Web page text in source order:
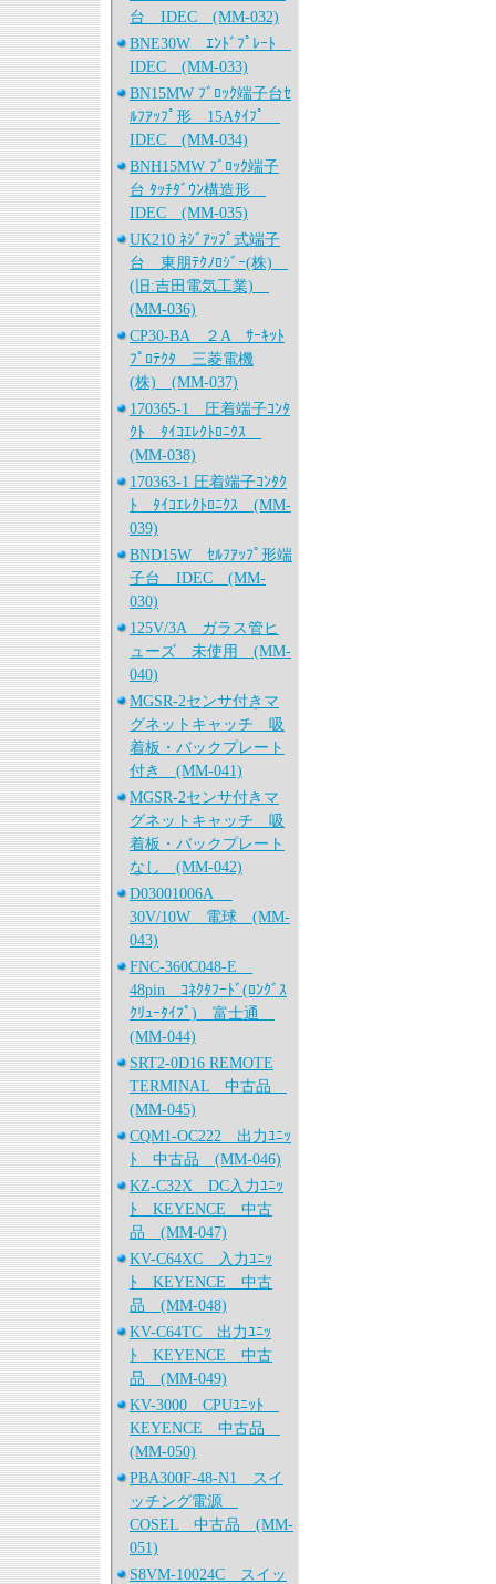
台 IDEC (MM-032)
BNE30W ｴﾝﾄﾞﾌﾟﾚｰﾄ
IDEC (MM-033)
BN15MW ﾌﾞﾛｯｸ端子台ｾ
ﾙﾌｱｯﾌﾟ形 15Aﾀｲﾌﾟ
IDEC (MM-034)
BNH15MW ﾌﾞﾛｯｸ端子
台 ﾀｯﾁﾀﾞｳﾝ構造形
IDEC (MM-035)
UK210 ﾈｼﾞｱｯﾌﾟ式端子
台 東朋ﾃｸﾉﾛｼﾞｰ(株)
(旧:吉田電気工業)
(MM-036)
CP30-BA ２A ｻｰｷｯﾄ
ﾌﾟﾛﾃｸﾀ 三菱電機
(株) (MM-037)
170365-1 圧着端子ｺﾝﾀ
ｸﾄ ﾀｲｺｴﾚｸﾄﾛﾆｸｽ
(MM-038)
170363-1 圧着端子ｺﾝﾀｸ
ﾄ ﾀｲｺｴﾚｸﾄﾛﾆｸｽ (MM-
039)
BND15W ｾﾙﾌｱｯﾌﾟ形端
子台 IDEC (MM-
030)
125V/3A ガラス管ヒ
ューズ 未使用 (MM-
040)
MGSR-2センサ付きマ
グネットキャッチ 吸
着板・バックプレート
付き (MM-041)
MGSR-2センサ付きマ
グネットキャッチ 吸
着板・バックプレート
なし (MM-042)
D03001006A
30V/10W 電球 (MM-
043)
FNC-360C048-E
48pin ｺﾈｸﾀﾌｰﾄﾞ(ﾛﾝｸﾞｽ
ｸﾘｭｰﾀｲﾌﾟ) 富士通
(MM-044)
SRT2-0D16 REMOTE
TERMINAL 中古品
(MM-045)
CQM1-OC222 出力ﾕﾆｯ
ﾄ 中古品 (MM-046)
KZ-C32X DC入力ﾕﾆｯ
ﾄ KEYENCE 中古
品 (MM-047)
KV-C64XC 入力ﾕﾆｯ
ﾄ KEYENCE 中古
品 (MM-048)
KV-C64TC 出力ﾕﾆｯ
ﾄ KEYENCE 中古
品 (MM-049)
KV-3000 CPUﾕﾆｯﾄ
KEYENCE 中古品
(MM-050)
PBA300F-48-N1 スイ
ッチング電源
COSEL 中古品 (MM-
051)
S8VM-10024C スイッ